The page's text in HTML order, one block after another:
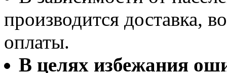
производится доставка,
оплаты.
В целях избежания